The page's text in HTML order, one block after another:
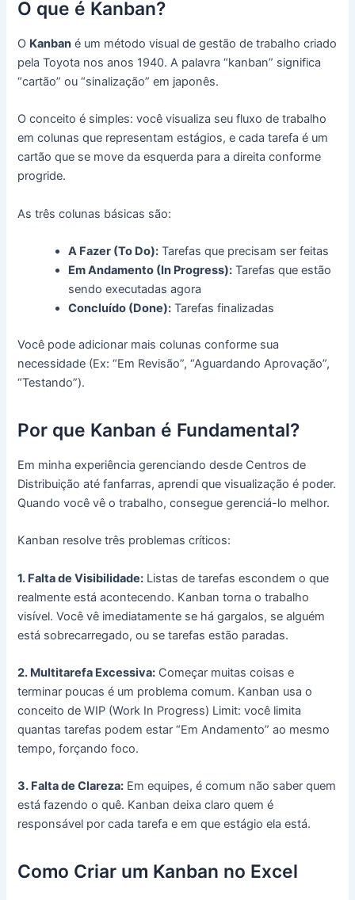
O que é Kanban?
O Kanban é um método visual de gestão de trabalho criado
pela Toyota nos anos 1940. A palavra “kanban” significa
“cartão” ou “sinalização” em japonês.
O conceito é simples: você visualiza seu fluxo de trabalho
em colunas que representam estágios, e cada tarefa é um
cartão que se move da esquerda para a direita conforme
progride.
As três colunas básicas são:
A Fazer (To Do): Tarefas que precisam ser feitas
Em Andamento (In Progress): Tarefas que estão
sendo executadas agora
Concluído (Done): Tarefas finalizadas
Você pode adicionar mais colunas conforme sua
necessidade (Ex: “Em Revisão”, “Aguardando Aprovação”,
“Testando”).
Por que Kanban é Fundamental?
Em minha experiência gerenciando desde Centros de
Distribuição até fanfarras, aprendi que visualização é poder.
Quando você vê o trabalho, consegue gerenciá-lo melhor.
Kanban resolve três problemas críticos:
1. Falta de Visibilidade: Listas de tarefas escondem o que
realmente está acontecendo. Kanban torna o trabalho
visível. Você vê imediatamente se há gargalos, se alguém
está sobrecarregado, ou se tarefas estão paradas.
2. Multitarefa Excessiva: Começar muitas coisas e
terminar poucas é um problema comum. Kanban usa o
conceito de WIP (Work In Progress) Limit: você limita
quantas tarefas podem estar “Em Andamento” ao mesmo
tempo, forçando foco.
3. Falta de Clareza: Em equipes, é comum não saber quem
está fazendo o quê. Kanban deixa claro quem é
responsável por cada tarefa e em que estágio ela está.
Como Criar um Kanban no Excel